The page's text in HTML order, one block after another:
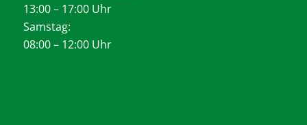
13:00 – 17:00 Uhr
Samstag:
08:00 – 12:00 Uhr